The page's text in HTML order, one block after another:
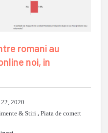
romani au
noi, in
2020
& Stiri, Piata de comert